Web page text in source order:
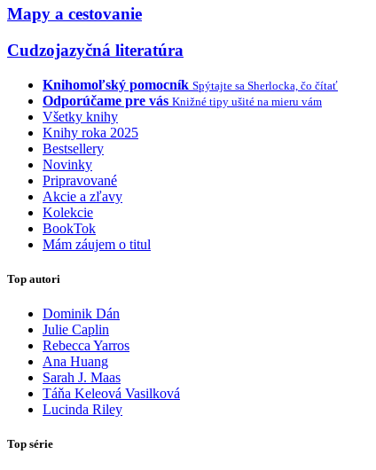
Mapy a cestovanie
Cudzojazyčná literatúra
Knihomoľský pomocník Spýtajte sa Sherlocka, čo čítať
Odporúčame pre vás Knižné tipy ušité na mieru vám
Všetky knihy
Knihy roka 2025
Bestsellery
Novinky
Pripravované
Akcie a zľavy
Kolekcie
BookTok
Mám záujem o titul
Top autori
Dominik Dán
Julie Caplin
Rebecca Yarros
Ana Huang
Sarah J. Maas
Táňa Keleová Vasilková
Lucinda Riley
Top série